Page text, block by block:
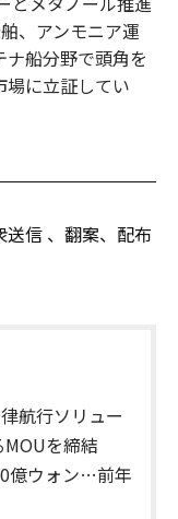
、アンモニア運
船分野で頭角を
に立証してい
信 、翻案、配布
航行ソリュー
を締結
億ウォン…前年